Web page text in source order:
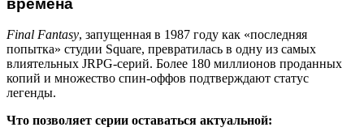
Final Fantasy, запущенная в 1987 году как «последняя
попытка» студии Square, превратилась в одну из самых
влиятельных JRPG-серий. Более 180 миллионов проданных
копий и множество спин-оффов подтверждают статус
легенды.
Что позволяет серии оставаться актуальной: